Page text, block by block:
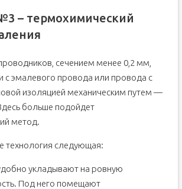
– термохимический
сечением менее 0,2 мм,
с эмалевого провода или провода с
изоляцией механическим путем —
больше подойдет
метод.
технология следующая:
укладывают на ровную
Под него помещают